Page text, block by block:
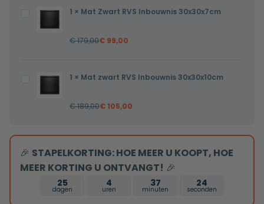
rooster
compleet
rooster
Mat
Zwart
30x30x7cm
1 × Mat Zwart RVS Inbouwnis 30x30x7cm
€179,00€ 99,00
Mat
zwart
30x30x10cm
1 × Mat zwart RVS Inbouwnis 30x30x10cm
€189,00€ 105,00
🎉 STAPELKORTING: HOE MEER U KOOPT, HOE
MEER KORTING U ONTVANGT! 🎉
25
dagen
4
uren
37
minuten
24
seconden